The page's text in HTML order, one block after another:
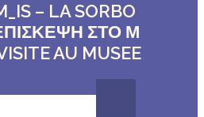
– LA SORBO
ΣΤΟ Μ
AU MUSEE